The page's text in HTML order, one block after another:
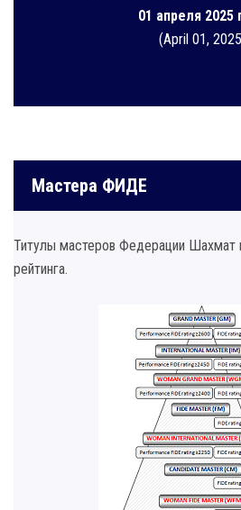
01 апреля 2025
(April 01,
Мастера ФИДЕ
Титулы мастеров Федерации Шахмат
рейтинга.